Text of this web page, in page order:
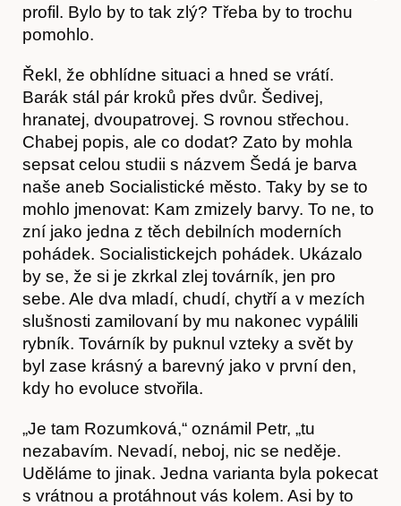
Články
profil. Bylo by to tak zlý? Třeba by to trochu
pomohlo.
Řekl, že obhlídne situaci a hned se vrátí.
Barák stál pár kroků přes dvůr. Šedivej,
hranatej, dvoupatrovej. S rovnou střechou.
Chabej popis, ale co dodat? Zato by mohla
sepsat celou studii s názvem Šedá je barva
naše aneb Socialistické město. Taky by se to
mohlo jmenovat: Kam zmizely barvy. To ne, to
zní jako jedna z těch debilních moderních
pohádek. Socialistickejch pohádek. Ukázalo
by se, že si je zkrkal zlej továrník, jen pro
sebe. Ale dva mladí, chudí, chytří a v mezích
slušnosti zamilovaní by mu nakonec vypálili
rybník. Továrník by puknul vzteky a svět by
byl zase krásný a barevný jako v první den,
kdy ho evoluce stvořila.
„Je tam Rozumková,“ oznámil Petr, „tu
nezabavím. Nevadí, neboj, nic se neděje.
Uděláme to jinak. Jedna varianta byla pokecat
s vrátnou a protáhnout vás kolem. Asi by to